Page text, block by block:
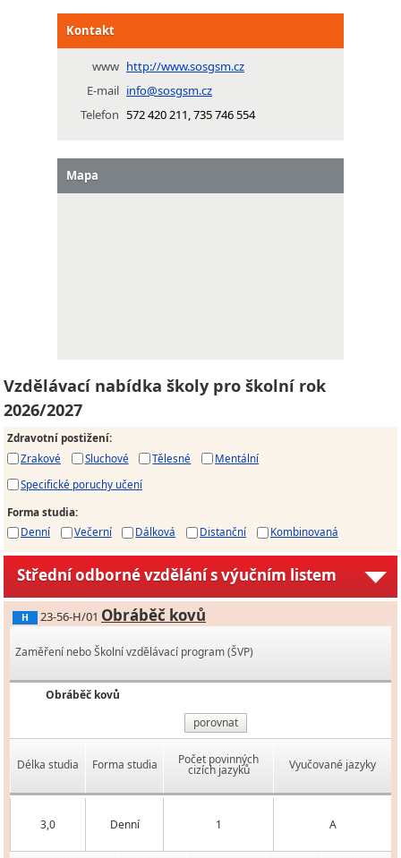
Kontakt
www http://www.sosgsm.cz
E-mail info@sosgsm.cz
Telefon 572 420 211, 735 746 554
Mapa
Vzdělávací nabídka školy pro školní rok
2026/2027
Zdravotní postižení:
Zrakové
Sluchové Tělesné
Mentální
Specifické poruchy učení
Forma studia:
Denní
Večerní Dálková Distanční Kombinovaná
Střední odborné vzdělání s výučním listem
H 23-56-H/01 Obráběč kovů
Zaměření nebo Školní vzdělávací program (ŠVP)
Obráběč kovů
porovnat
Délka studia Forma studia Počet povinných
cizích jazyků Vyučované jazyky
3,0 Denní 1 A